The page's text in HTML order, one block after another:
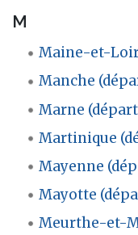
M
Maine-et-
Manche
Marne
Martinique
Mayenne
Mayotte
Meurthe-et-